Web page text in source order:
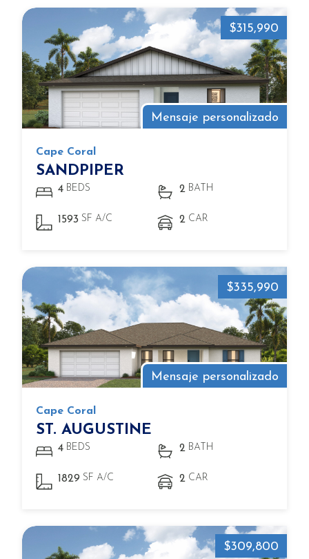
Mensaje personalizado
$315,990
Cape Coral
SANDPIPER
4 BEDS 2 BATH
1593 SF A/C 2 CAR
Mensaje personalizado
$335,990
Cape Coral
ST. AUGUSTINE
4 BEDS 2 BATH
1829 SF A/C 2 CAR
$309,800